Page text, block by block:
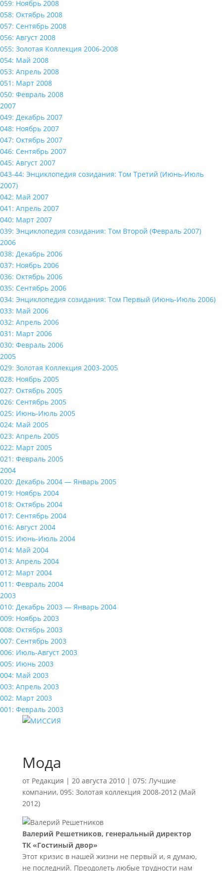
059: Ноябрь 2008
058: Октябрь 2008
057: Сентябрь 2008
056: Август 2008
055: Золотая Коллекция 2006-2008
054: Май 2008
053: Апрель 2008
051: Март 2008
050: Февраль 2008
2007
049: Декабрь 2007
048: Ноябрь 2007
047: Октябрь 2007
046: Сентябрь 2007
045: Август 2007
043-44: Энциклопедия созидания: Том Третий (Июнь-Июль
2007)
042: Май 2007
041: Апрель 2007
040: Март 2007
039: Энциклопедия созидания: Том Второй (Февраль 2007)
2006
038: Декабрь 2006
037: Ноябрь 2006
036: Октябрь 2006
035: Сентябрь 2006
034: Энциклопедия созидания: Том Первый (Июнь-Июль 2006)
033: Май 2006
032: Апрель 2006
031: Март 2006
030: Февраль 2006
2005
029: Золотая Коллекция 2003-2005
028: Ноябрь 2005
027: Октябрь 2005
026: Сентябрь 2005
025: Июнь-Июль 2005
024: Май 2005
023: Апрель 2005
022: Март 2005
021: Февраль 2005
2004
020: Декабрь 2004 — Январь 2005
019: Ноябрь 2004
018: Октябрь 2004
017: Сентябрь 2004
016: Август 2004
015: Июнь-Июль 2004
014: Май 2004
013: Апрель 2004
012: Март 2004
011: Февраль 2004
2003
010: Декабрь 2003 — Январь 2004
009: Ноябрь 2003
008: Октябрь 2003
007: Сентябрь 2003
006: Июль-Август 2003
005: Июнь 2003
004: Май 2003
003: Апрель 2003
002: Март 2003
001: Февраль 2003
Мода
от Редакция | 20 августа 2010| 075: Лучшие
компании, 095: Золотая коллекция 2008-2012 (Май
2012)
Валерий Решетников, генеральный директор
ТК «Гостиный двор»
Этот кризис в нашей жизни не первый и, я думаю,
не последний. Преодолеть любые трудности нам